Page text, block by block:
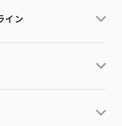
イン